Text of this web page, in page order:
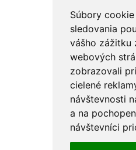
Súbory
sledovania
vášho zážitku
webových
zobrazovali
cielené
návštevnosti
a na
návštevníci